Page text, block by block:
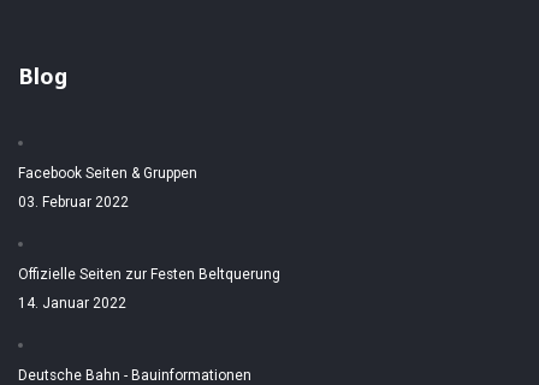
Blog
Facebook Seiten & Gruppen
03. Februar 2022
Offizielle Seiten zur Festen Beltquerung
14. Januar 2022
Deutsche Bahn - Bauinformationen